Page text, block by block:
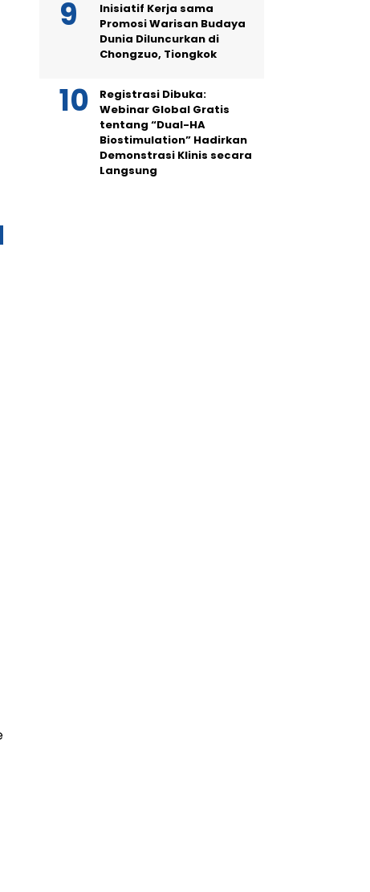
Inisiatif Kerja sama
Promosi Warisan Budaya
Dunia Diluncurkan di
Chongzuo, Tiongkok
Registrasi Dibuka:
Webinar Global Gratis
tentang “Dual-HA
Biostimulation” Hadirkan
Demonstrasi Klinis secara
Langsung